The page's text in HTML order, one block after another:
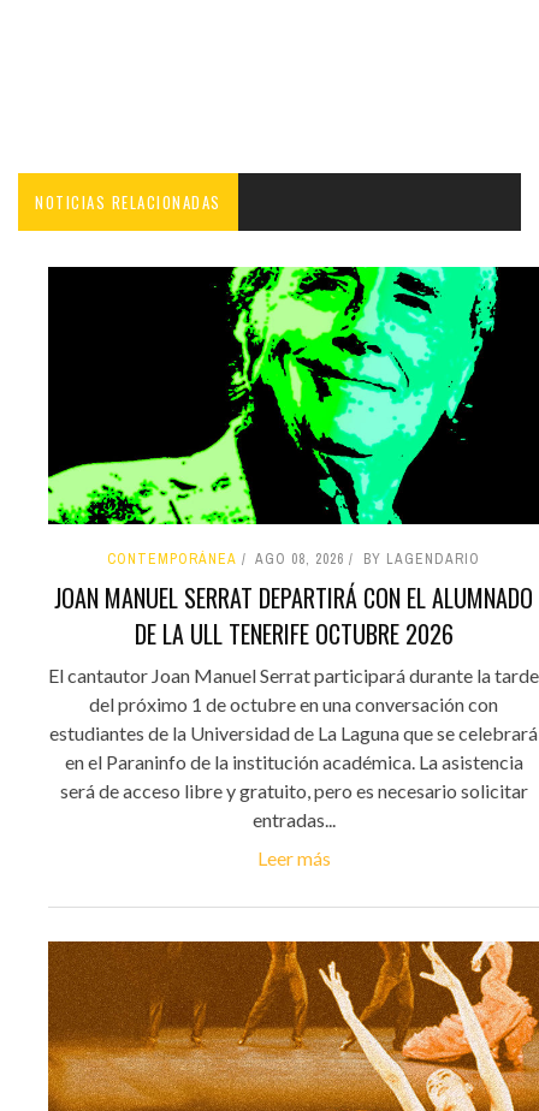
NOTICIAS RELACIONADAS
CONTEMPORÁNEA AGO 08, 2026 BY LAGENDARIO
JOAN MANUEL SERRAT DEPARTIRÁ CON EL ALUMNADO
DE LA ULL TENERIFE OCTUBRE 2026
El cantautor Joan Manuel Serrat participará durante la tarde
del próximo 1 de octubre en una conversación con
estudiantes de la Universidad de La Laguna que se celebrará
en el Paraninfo de la institución académica. La asistencia
será de acceso libre y gratuito, pero es necesario solicitar
entradas...
Leer más